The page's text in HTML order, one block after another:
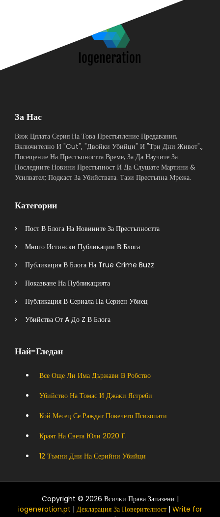
За Нас
Виж Цялата Серия На Това Престъпление Предавания,
Включително И "Cut", "Двойки Убийци" И "Три Дни Живот".,
Посещение На Престъпността Време, За Да Научите За
Последните Новини Престъпност И Да Слушате Мартини &
Усилвател; Подкаст За Убийствата. Тази Престъпна Мрежа.
Категории
Пост В Блога На Новините За Престъпността
Много Истински Публикации В Блога
Публикация В Блога На True Crime Buzz
Показване На Публикацията
Публикация В Сериала На Сериен Убиец
Убийства От A До Z В Блога
Най-Гледан
Все Още Ли Има Държави В Робство
Убийство На Томас И Джаки Ястреби
Кой Месец Се Раждат Повечето Психопати
Краят На Света Юли 2020 Г.
12 Тъмни Дни На Серийни Убийци
Copyright © 2026 Всички Права Запазени |
iogeneration.pt | Декларация За Поверителност| Write for